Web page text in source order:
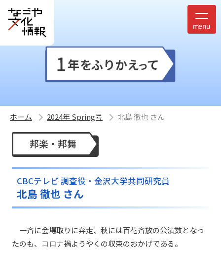
ホーム 2024年 Spring号 北島 徹也 さん
邦楽 邦舞
CBCテレビ 調査役・金沢大学共同研究員
北島 徹也 さん
一斉に会場取りに奔走、秋には百花斉放の公演数となっ
たのも、コロナ禍ようやくの収束のおかげである。